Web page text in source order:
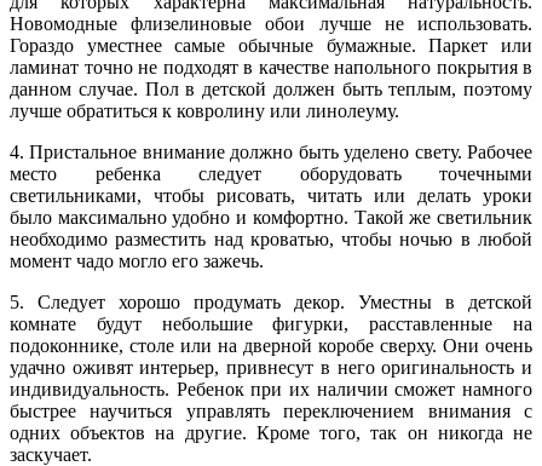
Новомодные флизелиновые обои лучше не использовать.
Гораздо уместнее самые обычные бумажные. Паркет или
ламинат точно не подходят в качестве напольного покрытия в
данном случае. Пол в детской должен быть теплым, поэтому
лучше обратиться к ковролину или линолеуму.
4. Пристальное внимание должно быть уделено свету. Рабочее
место ребенка следует оборудовать точечными
светильниками, чтобы рисовать, читать или делать уроки
было максимально удобно и комфортно. Такой же светильник
необходимо разместить над кроватью, чтобы ночью в любой
момент чадо могло его зажечь.
5. Следует хорошо продумать декор. Уместны в детской
комнате будут небольшие фигурки, расставленные на
подоконнике, столе или на дверной коробе сверху. Они очень
удачно оживят интерьер, привнесут в него оригинальность и
индивидуальность. Ребенок при их наличии сможет намного
быстрее научиться управлять переключением внимания с
одних объектов на другие. Кроме того, так он никогда не
заскучает.